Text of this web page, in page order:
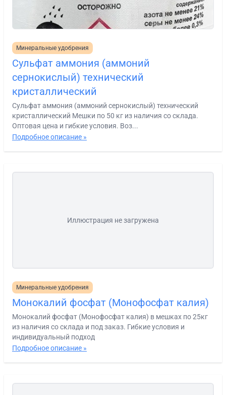
Минеральные удобрения
Сульфат аммония (аммоний
сернокислый) технический
кристаллический
Сульфат аммония (аммоний сернокислый) технический
кристаллический Мешки по 50 кг из наличия со склада.
Оптовая цена и гибкие условия. Воз...
Подробное описание »
Иллюстрация не загружена
Минеральные удобрения
Монокалий фосфат (Монофосфат калия)
Монокалий фосфат (Монофосфат калия) в мешках по 25кг
из наличия со склада и под заказ. Гибкие условия и
индивидуальный подход
Подробное описание »